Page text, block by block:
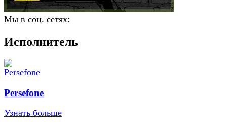
Мы в соц. сетях:
Исполнитель
Persefone
Узнать больше